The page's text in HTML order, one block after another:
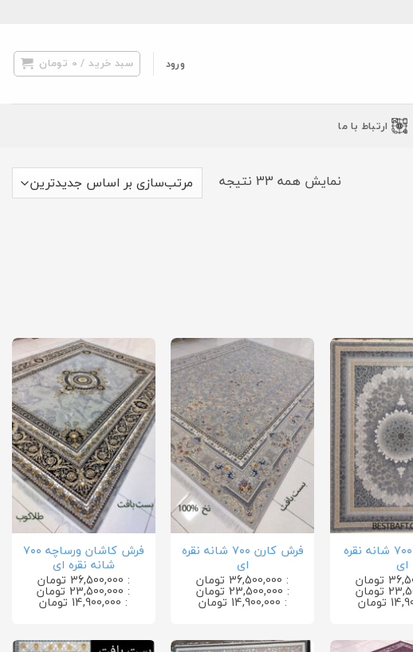
ورود سبد خرید / 0 تومان
ارتباط با ما
نمایش همه 33 نتیجه
مرتب‌سازی
فرش مهر ۷۰۰ شانه نقره
ای
فرش کارن ۷۰۰ شانه نقره
ای
: 36,500,000 تومان
: 23,500,000 تومان
: 14,900,000 تومان
فرش کاشان ورساچه ۷۰۰
شانه نقره ای
: 36,500,000 تومان
: 23,500,000 تومان
: 14,900,000 تومان